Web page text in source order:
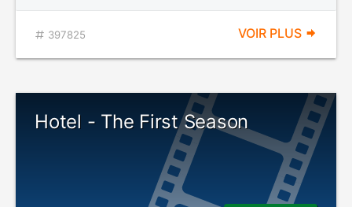
397825 VOIR PLUS
Hotel - The First Season